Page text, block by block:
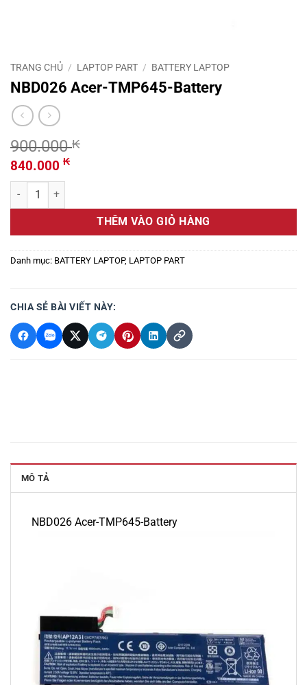
TRANG CHỦ / LAPTOP PART / BATTERY LAPTOP
NBD026 Acer-TMP645-Battery
900.000₭
Giá
gốc
là:
900.000 ₭.
840.000 ₭Giá
là:
840.000 ₭.
NBD026 Acer-TMP645-Battery số lượng
THÊM VÀO GIỎ HÀNG
Danh mục: BATTERY LAPTOP, LAPTOP PART
CHIA SẺ BÀI VIẾT NÀY:
MÔ TẢ
NBD026 Acer-TMP645-Battery